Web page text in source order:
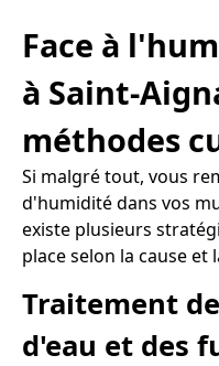
Face à
à Saint-
méthodes
Si malgré tout, vous
d'humidité dans vos
existe plusieurs
place selon la cause et
Traitement
d'eau et des